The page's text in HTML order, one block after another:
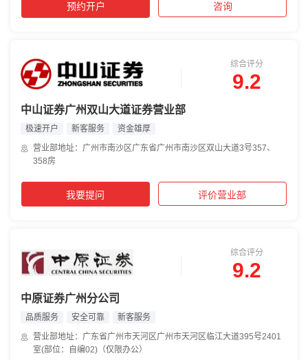
预约开户 咨询
综合评分
9.2
中山证券广州双山大道证券营业部
极速开户 新客服务
资金雄厚
营业部地址：广州市南沙区广东省广州市南沙区双山大道3号357、
358房
我要提问 评价营业部
综合评分
9.2
中原证券广州分公司
品质服务 安全可靠
新客服务
营业部地址：广东省广州市天河区广州市天河区临江大道395号2401
室(部位：自编02)（仅限办公）